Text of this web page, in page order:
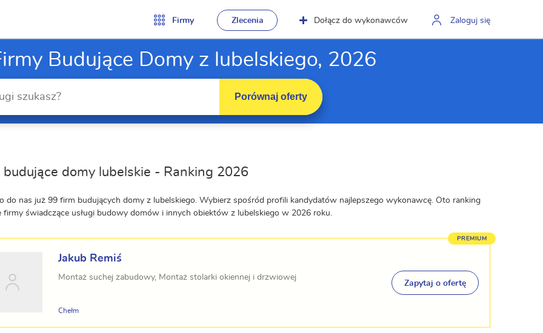
Firmy Zlecenia Dołącz do wykonawców Zaloguj się
Budujące Domy z lubelskiego, 2026
Porównaj oferty
budujące domy lubelskie - Ranking 2026
do nas już 99 firm budujących domy z lubelskiego. Wybierz spośród profili kandydatów najlepszego wykonawcę. Oto ranking
firmy świadczące usługi budowy domów i innych obiektów z lubelskiego w 2026 roku.
Jakub Remiś
Montaż suchej zabudowy, Montaż stolarki okiennej i drzwiowej
Chełm
Zapytaj o ofertę